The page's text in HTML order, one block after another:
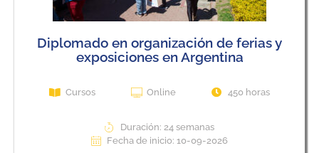
Diplomado en organización de ferias y
exposiciones en Argentina
Cursos Online 450 horas
Duración: 24 semanas
Fecha de inicio: 10-09-2026